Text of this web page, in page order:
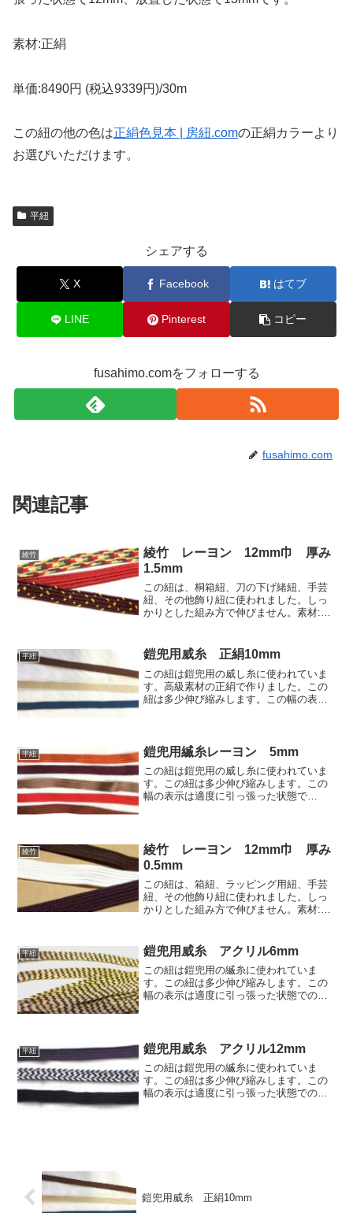
素材:正絹
単価:8490円 (税込9339円)/30m
この紐の他の色は正絹色見本 | 房紐.comの正絹カラーより
お選びいただけます。
平紐
シェアする
X Facebook はてブ
LINE Pinterest コピー
fusahimo.comをフォローする
fusahimo.com
関連記事
綾竹
綾竹 レーヨン 12mm巾 厚み
1.5mm
この紐は、桐箱紐、刀の下げ緒紐、手芸
紐、その他飾り紐に使われました。しっ
かりとした組み方で伸びません。素材:レ
ーヨン色見本のすべての色でお選び頂け
ます。
平紐 鎧兜用威糸 正絹10mm
この紐は鎧兜用の威し糸に使われていま
す。高級素材の正絹で作りました。この
紐は多少伸び縮みします。この幅の表示
の色は...
平紐 鎧兜用縅糸レーヨン 5mm
この紐は鎧兜用の威し糸に使われていま
す。この紐は多少伸び縮みします。この
幅の表示は適度に引っ張った状態で
ーヨン...
綾竹
綾竹 レーヨン 12mm巾 厚み
0.5mm
この紐は、箱紐、ラッピング用紐、手芸
紐、その他飾り紐に使われました。しっ
かりとした組み方で伸びません。素材:レ
この紐の他の色はレーヨン色見本 | 房...
平紐 鎧兜用威糸 アクリル6mm
この紐は鎧兜用の縅糸に使われていま
す。この紐は多少伸び縮みします。この
幅の表示は適度に引っ張った状態での
リ...
平紐 鎧兜用威糸 アクリル12mm
この紐は鎧兜用の縅糸に使われていま
す。この紐は多少伸び縮みします。この
幅の表示は適度に引っ張った状態での
鎧兜用威糸 正絹10mm